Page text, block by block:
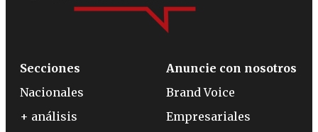
Secciones
Nacionales
+ análisis
Anuncie con nosotros
Brand Voice
Empresariales